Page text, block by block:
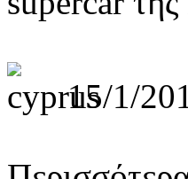
15/1/